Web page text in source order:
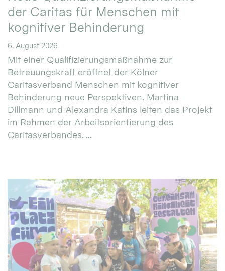
der Caritas für Menschen mit
kognitiver Behinderung
6. August 2026
Mit einer Qualifizierungsmaßnahme zur
Betreuungskraft eröffnet der Kölner
Caritasverband Menschen mit kognitiver
Behinderung neue Perspektiven. Martina
Dillmann und Alexandra Katins leiten das Projekt
im Rahmen der Arbeitsorientierung des
Caritasverbandes. ...